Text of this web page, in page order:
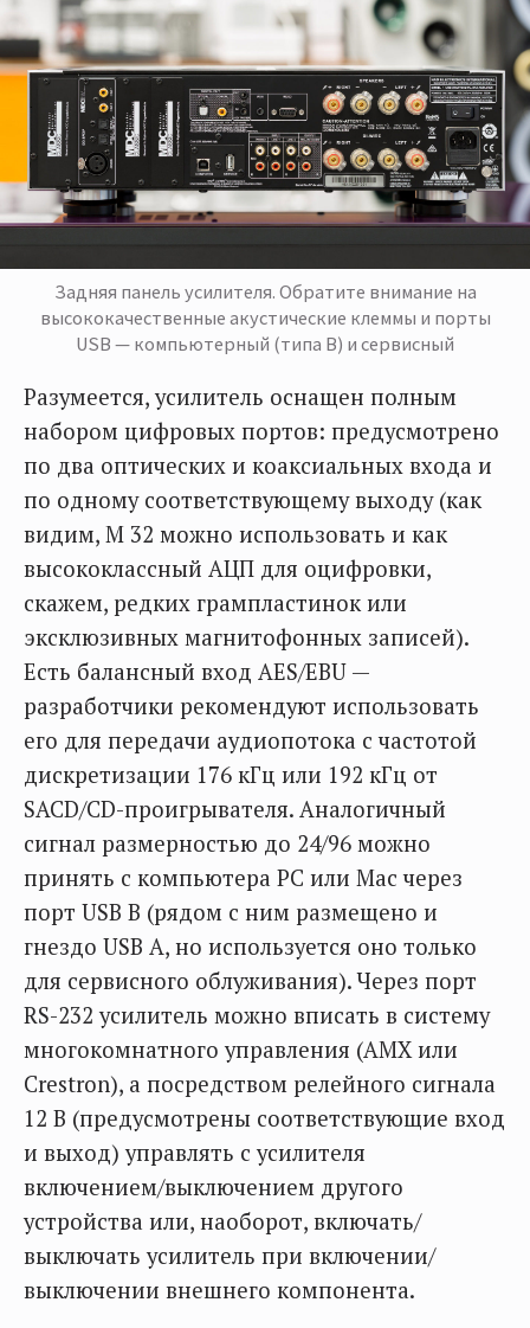
Задняя панель усилителя. Обратите внимание на
высококачественные акустические клеммы и порты
USB — компьютерный (типа В) и сервисный
Разумеется, усилитель оснащен полным
набором цифровых портов: предусмотрено
по два оптических и коаксиальных входа и
по одному соответствующему выходу (как
видим, М 32 можно использовать и как
высококлассный АЦП для оцифровки,
скажем, редких грампластинок или
эксклюзивных магнитофонных записей).
Есть балансный вход AES/EBU —
разработчики рекомендуют использовать
его для передачи аудиопотока с частотой
дискретизации 176 кГц или 192 кГц от
SACD/CD-проигрывателя. Аналогичный
сигнал размерностью до 24/96 можно
принять с компьютера РС или Мас через
порт USB В (рядом с ним размещено и
гнездо USB А, но используется оно только
для сервисного облуживания). Через порт
RS-232 усилитель можно вписать в систему
многокомнатного управления (AMX или
Crestron), а посредством релейного сигнала
12 В (предусмотрены соответствующие вход
и выход) управлять с усилителя
включением/выключением другого
устройства или, наоборот, включать/
выключать усилитель при включении/
выключении внешнего компонента.